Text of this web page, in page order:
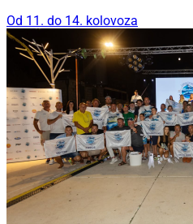
Od 11. do 14. kolovoza